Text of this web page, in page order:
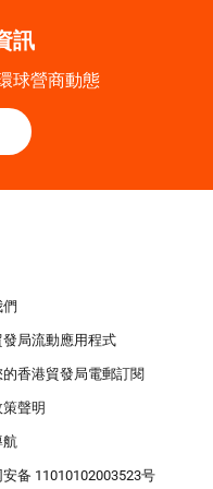
訊
球營商動態
們
發局流動應用程式
香港貿發局電郵訂閱
聲明
备 11010102003523号